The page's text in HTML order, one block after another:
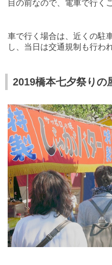
目の前なので、電車で行く
車で行く場合は、近くの駐
し、当日は交通規制も行わ
2019橋本七夕祭りの